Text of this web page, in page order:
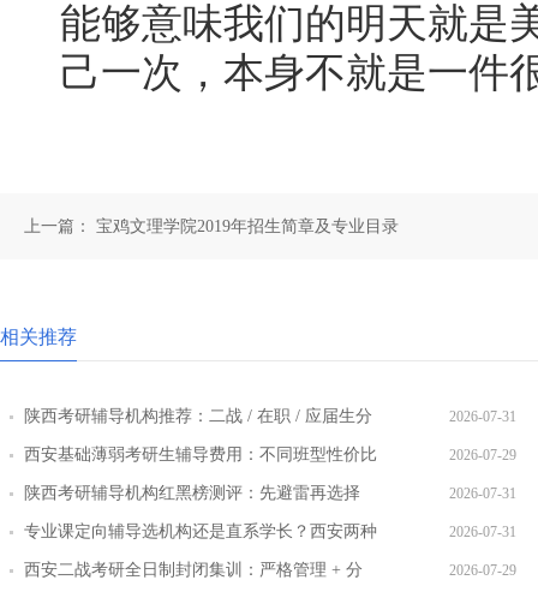
能够意味我们的明天就是
己一次，本身不就是一件
上一篇： 宝鸡文理学院2019年招生简章及专业目录
相关推荐
陕西考研辅导机构推荐：二战 / 在职 / 应届生分
层教学方案
2026-07-31
西安基础薄弱考研生辅导费用：不同班型性价比
对比
2026-07-29
陕西考研辅导机构红黑榜测评：先避雷再选择 2026-07-31
专业课定向辅导选机构还是直系学长？西安两种
模式全对比
2026-07-31
西安二战考研全日制封闭集训：严格管理 + 分 2026-07-29